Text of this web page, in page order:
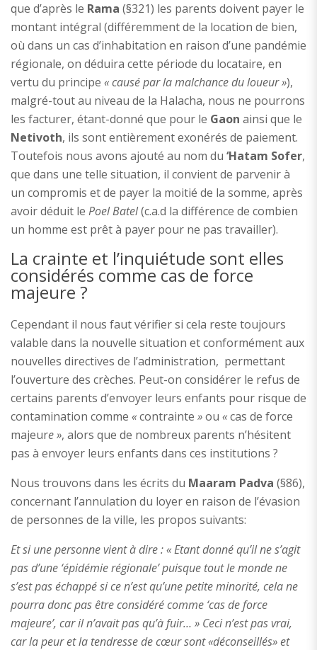
que d’après le Rama (§321) les parents doivent payer le
montant intégral (différemment de la location de bien,
où dans un cas d’inhabitation en raison d’une pandémie
régionale, on déduira cette période du locataire, en
vertu du principe « causé par la malchance du loueur »),
malgré-tout au niveau de la Halacha, nous ne pourrons
les facturer, étant-donné que pour le Gaon ainsi que le
Netivoth, ils sont entièrement exonérés de paiement.
Toutefois nous avons ajouté au nom du ‘Hatam Sofer,
que dans une telle situation, il convient de parvenir à
un compromis et de payer la moitié de la somme, après
avoir déduit le Poel Batel(c.a.d la différence de combien
un homme est prêt à payer pour ne pas travailler).
La crainte et l’inquiétude sont elles
considérés comme cas de force
majeure ?
Cependant il nous faut vérifier si cela reste toujours
valable dans la nouvelle situation et conformément aux
nouvelles directives de l’administration, permettant
l’ouverture des crèches. Peut-on considérer le refus de
certains parents d’envoyer leurs enfants pour risque de
contamination comme «contrainte »ou «cas de force
majeure », alors que de nombreux parents n’hésitent
pas à envoyer leurs enfants dans ces institutions ?
Nous trouvons dans les écrits du Maaram Padva (§86),
concernant l’annulation du loyer en raison de l’évasion
de personnes de la ville, les propos suivants:
Et si une personne vient à dire : « Etant donné qu’il ne s’agit
pas d’une ‘épidémie régionale’ puisque tout le monde ne
s’est pas échappé si ce n’est qu’une petite minorité, cela ne
pourra donc pas être considéré comme ‘cas de force
majeure’, car il n’avait pas qu’à fuir… » Ceci n’est pas vrai,
car la peur et la tendresse de cœur sont «déconseillés» et